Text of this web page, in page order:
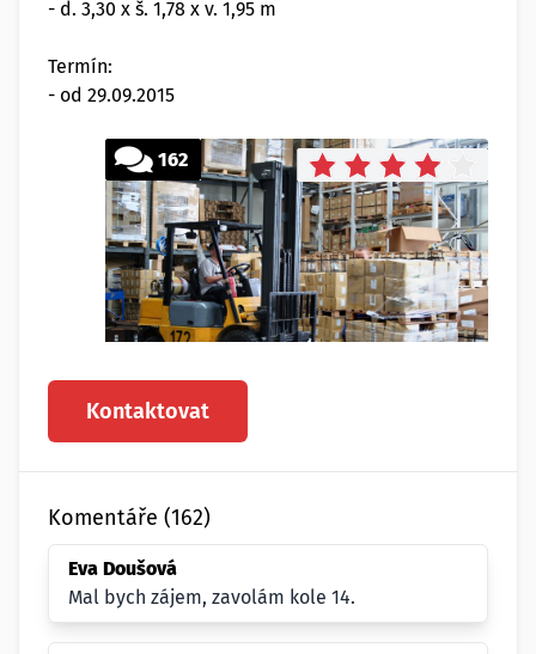
- d. 3,30 x š. 1,78 x v. 1,95 m
Termín:
- od 29.09.2015
162
Kontaktovat
Komentáře (162)
Eva Doušová
Mal bych zájem, zavolám kole 14.